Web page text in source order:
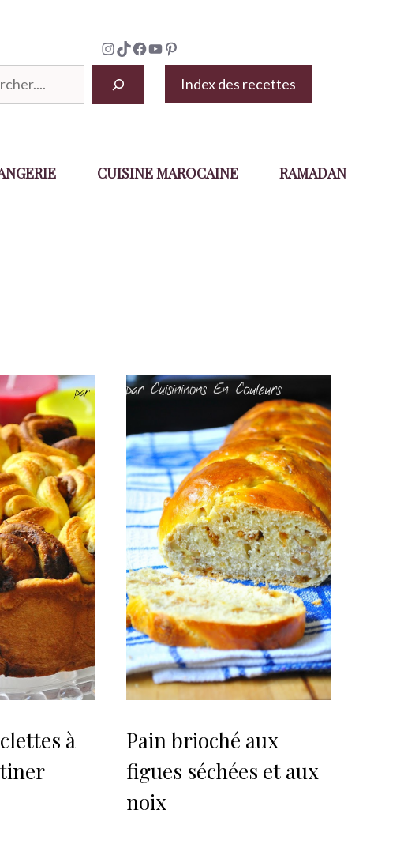
Instagram
TikTok
Facebook
YouTube
Pinterest
Index des recettes
CUISINE MAROCAINE RAMADAN
à
Pain brioché aux
figues séchées et aux
noix